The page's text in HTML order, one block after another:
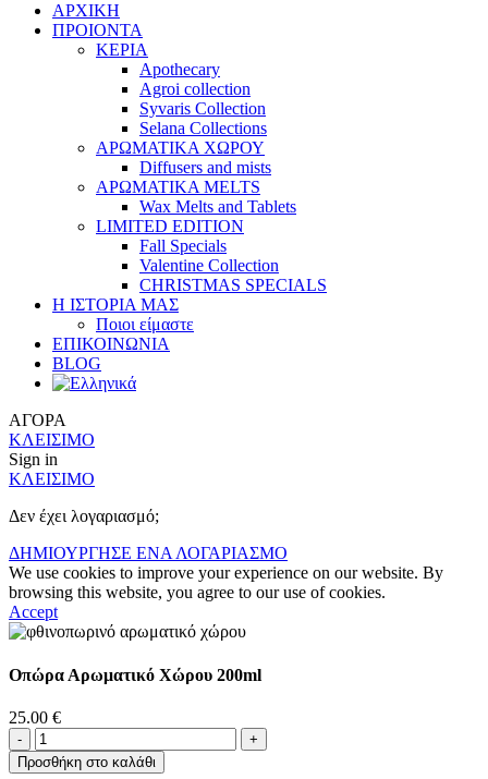
ΑΡΧΙΚΗ
ΠΡΟΙΟΝΤΑ
ΚΕΡΙΑ
Apothecary
Agroi collection
Syvaris Collection
Selana Collections
ΑΡΩΜΑΤΙΚΑ ΧΩΡΟΥ
Diffusers and mists
ΑΡΩΜΑΤΙΚΑ MELTS
Wax Melts and Tablets
LIMITED EDITION
Fall Specials
Valentine Collection
CHRISTMAS SPECIALS
Η ΙΣΤΟΡΙΑ ΜΑΣ
Ποιοι είμαστε
ΕΠΙΚΟΙΝΩΝΙΑ
BLOG
ΑΓΟΡΑ
ΚΛΕΙΣΙΜΟ
Sign in
ΚΛΕΙΣΙΜΟ
Δεν έχει λογαριασμό;
ΔΗΜΙΟΥΡΓΗΣΕ ΕΝΑ ΛΟΓΑΡΙΑΣΜΟ
We use cookies to improve your experience on our website. By
browsing this website, you agree to our use of cookies.
Accept
Οπώρα Αρωματικό Χώρου 200ml
25.00 €
Οπώρα
Αρωματικό
Χώρου
Προσθήκη στο καλάθι